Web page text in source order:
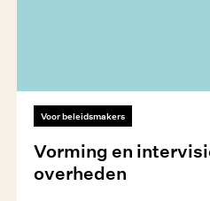
Voor beleidsmakers
Vorming en
overheden